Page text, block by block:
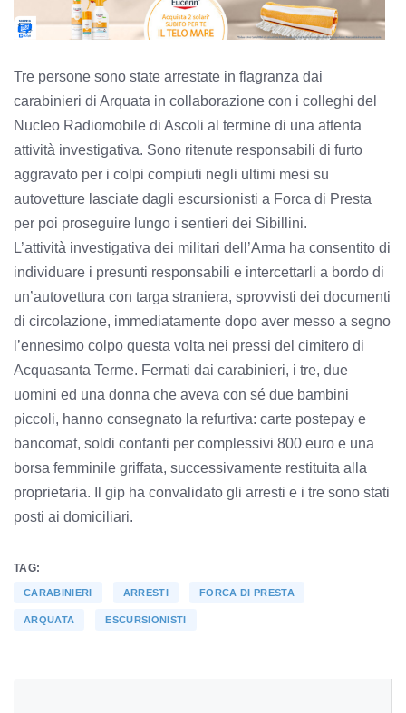
Tre persone sono state arrestate in flagranza dai
carabinieri di Arquata in collaborazione con i colleghi del
Nucleo Radiomobile di Ascoli al termine di una attenta
attività investigativa. Sono ritenute responsabili di furto
aggravato per i colpi compiuti negli ultimi mesi su
autovetture lasciate dagli escursionisti a Forca di Presta
per poi proseguire lungo i sentieri dei Sibillini.
L’attività investigativa dei militari dell’Arma ha consentito di
individuare i presunti responsabili e intercettarli a bordo di
un’autovettura con targa straniera, sprovvisti dei documenti
di circolazione, immediatamente dopo aver messo a segno
l’ennesimo colpo questa volta nei pressi del cimitero di
Acquasanta Terme. Fermati dai carabinieri, i tre, due
uomini ed una donna che aveva con sé due bambini
piccoli, hanno consegnato la refurtiva: carte postepay e
bancomat, soldi contanti per complessivi 800 euro e una
borsa femminile griffata, successivamente restituita alla
proprietaria. Il gip ha convalidato gli arresti e i tre sono stati
posti ai domiciliari.
TAG:
CARABINIERI ARRESTI FORCA DI PRESTA
ARQUATA ESCURSIONISTI